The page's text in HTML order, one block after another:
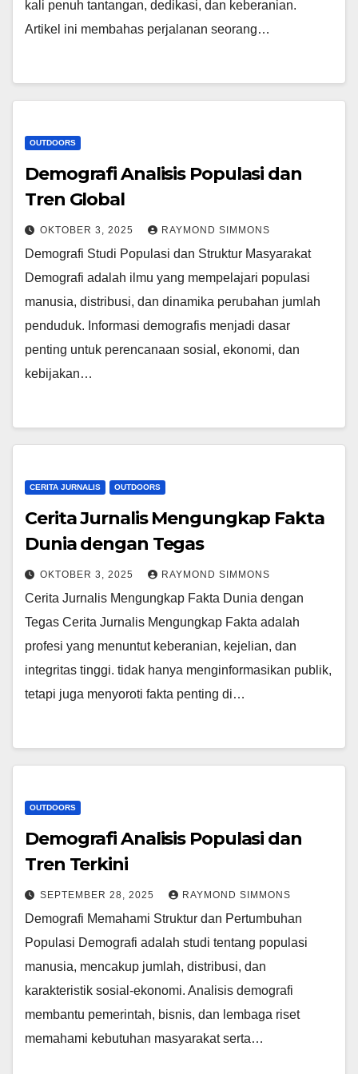
kali penuh tantangan, dedikasi, dan keberanian.
Artikel ini membahas perjalanan seorang…
OUTDOORS
Demografi Analisis Populasi dan
Tren Global
OKTOBER 3, 2025 RAYMOND SIMMONS
Demografi Studi Populasi dan Struktur Masyarakat
Demografi adalah ilmu yang mempelajari populasi
manusia, distribusi, dan dinamika perubahan jumlah
penduduk. Informasi demografis menjadi dasar
penting untuk perencanaan sosial, ekonomi, dan
kebijakan…
CERITA JURNALIS OUTDOORS
Cerita Jurnalis Mengungkap Fakta
Dunia dengan Tegas
OKTOBER 3, 2025 RAYMOND SIMMONS
Cerita Jurnalis Mengungkap Fakta Dunia dengan
Tegas Cerita Jurnalis Mengungkap Fakta adalah
profesi yang menuntut keberanian, kejelian, dan
integritas tinggi. tidak hanya menginformasikan publik,
tetapi juga menyoroti fakta penting di…
OUTDOORS
Demografi Analisis Populasi dan
Tren Terkini
SEPTEMBER 28, 2025 RAYMOND SIMMONS
Demografi Memahami Struktur dan Pertumbuhan
Populasi Demografi adalah studi tentang populasi
manusia, mencakup jumlah, distribusi, dan
karakteristik sosial-ekonomi. Analisis demografi
membantu pemerintah, bisnis, dan lembaga riset
memahami kebutuhan masyarakat serta…